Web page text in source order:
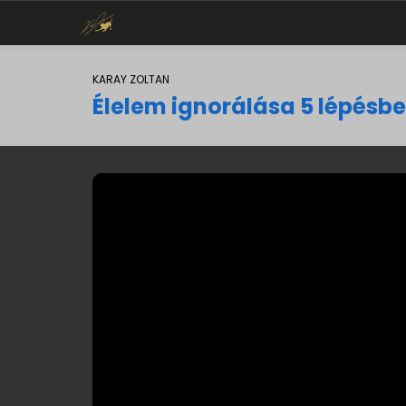
KARAY ZOLTAN
Élelem ignorálása 5